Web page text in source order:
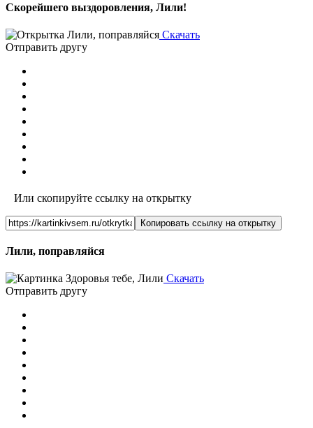
Скорейшего выздоровления, Лили!
Скачать
Отправить другу
Или скопируйте ссылку на открытку
Копировать ссылку на открытку
Лили, поправляйся
Скачать
Отправить другу